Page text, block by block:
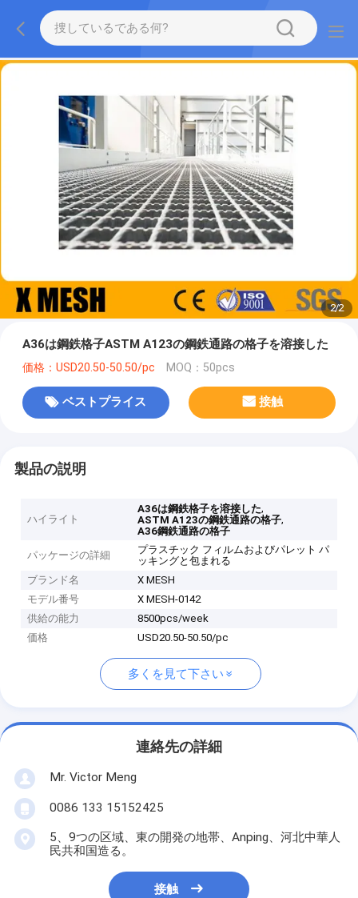
2/2
A36は鋼鉄格子ASTM A123の鋼鉄通路の格子を溶接した
価格：USD20.50-50.50/pc MOQ：50pcs
ベストプライス 接触
製品の説明
ハイライト
A36は鋼鉄格子を溶接した,
ASTM A123の鋼鉄通路の格子,
A36鋼鉄通路の格子
パッケージの詳細
プラスチック フィルムおよびパレット パ
ッキングと包まれる
ブランド名
X MESH
モデル番号
X MESH-0142
供給の能力
8500pcs/week
価格
USD20.50-50.50/pc
多くを見て下さい
連絡先の詳細
Mr. Victor Meng
0086 133 15152425
5、9つの区域、東の開発の地帯、Anping、河北中華人
民共和国造る。
接触